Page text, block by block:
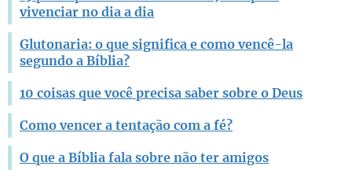
vivenciar no dia a dia
Glutonaria: o que significa e como vencê-la
segundo a Bíblia?
10 coisas que você precisa saber sobre o Deus
Como vencer a tentação com a fé?
O que a Bíblia fala sobre não ter amigos